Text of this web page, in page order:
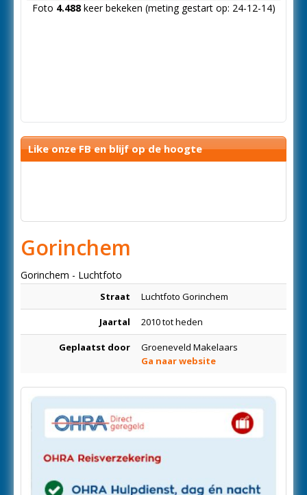
Foto 4.488keer bekeken (meting gestart op: 24-12-14)
Like onze FB en blijf op de hoogte
Gorinchem
Gorinchem - Luchtfoto
Straat Luchtfoto Gorinchem
Jaartal 2010 tot heden
Geplaatst door
Groeneveld Makelaars
Ga naar website